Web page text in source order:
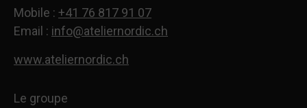
fenêtrefenêtrefenêtrefenêtrefenêtre
Mobile : +41 76 817 91 07
Email : info@ateliernordic.ch
www.ateliernordic.ch
Le groupe